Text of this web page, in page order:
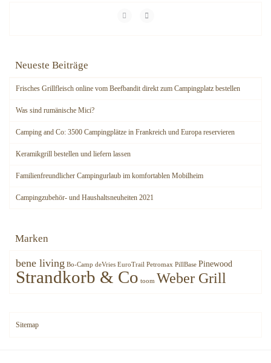
Neueste Beiträge
Frisches Grillfleisch online vom Beefbandit direkt zum Campingplatz bestellen
Was sind rumänische Mici?
Camping and Co: 3500 Campingplätze in Frankreich und Europa reservieren
Keramikgrill bestellen und liefern lassen
Familienfreundlicher Campingurlaub im komfortablen Mobilheim
Campingzubehör- und Haushaltsneuheiten 2021
Marken
bene living Bo-Camp deVries EuroTrail Petromax PillBase Pinewood
Strandkorb & Co toom Weber Grill
Sitemap